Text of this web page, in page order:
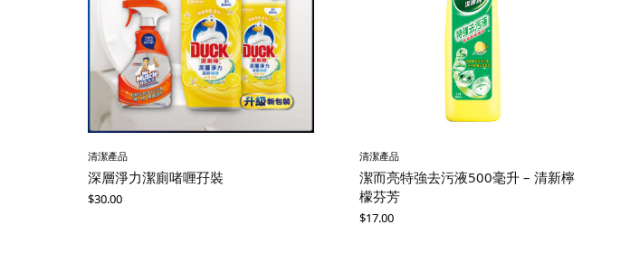
清潔產品
深層淨力潔廁啫喱孖裝
$30.00
清潔產品
潔而亮特強去污液500毫升 – 清新檸
檬芬芳
$17.00